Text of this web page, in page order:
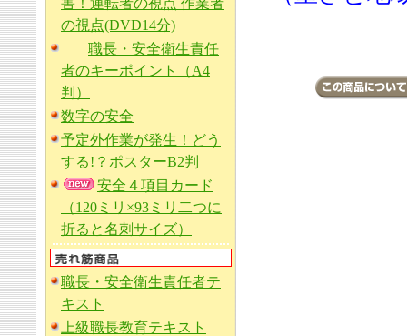
害！運転者の視点 作業者
の視点(DVD14分)
職長・安全衛生責任
者のキーポイント（A4
判）
数字の安全
予定外作業が発生！どう
する!？ポスターB2判
安全４項目カード
（120ミリ×93ミリ二つに
折ると名刺サイズ）
職長・安全衛生責任者テ
キスト
上級職長教育テキスト